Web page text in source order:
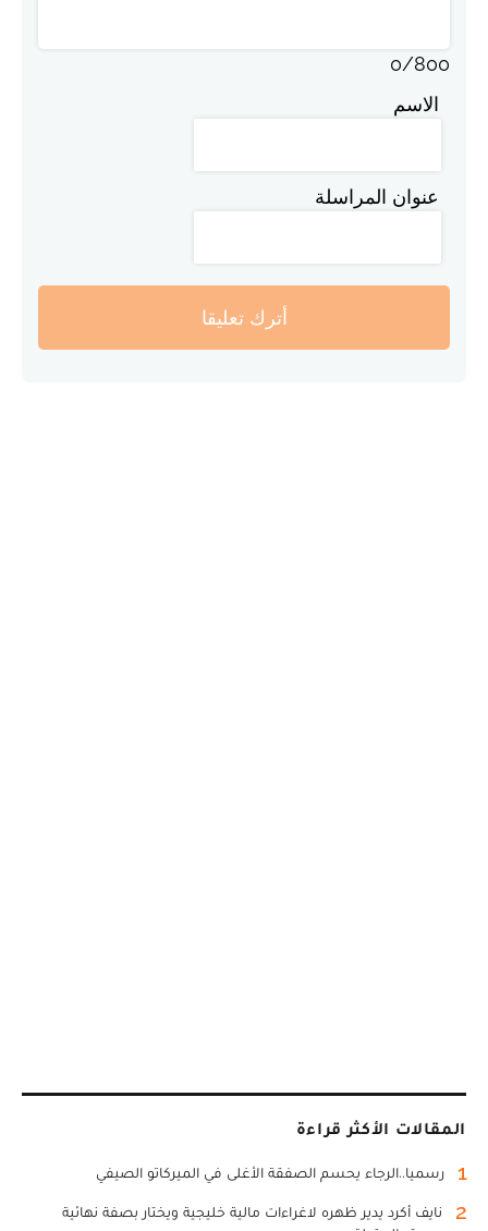
0/800
الاسم
عنوان المراسلة
أترك تعليقا
المقالات الأكثر قراءة
1 رسميا..الرجاء يحسم الصفقة الأغلى في الميركاتو الصيفي
2
نايف أكرد يدير ظهره لاغراءات مالية خليجية ويختار بصفة نهائية